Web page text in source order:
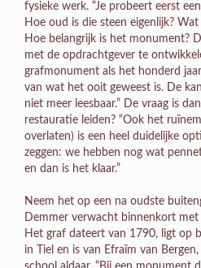
fysieke werk. “Je probeert eerst
Hoe oud is die steen eigenlijk?
Hoe belangrijk is het monument?
met de opdrachtgever te
grafmonument als het honderd
van wat het ooit geweest is. De
niet meer leesbaar.” De vraag is
restauratie leiden? “Ook het
overlaten) is een heel duidelijke
zeggen: we hebben nog wat
en dan is het klaar.”
Neem het op een na oudste
Demmer verwacht binnenkort
Het graf dateert van 1790, ligt op
in Tiel en is van Efraïm van